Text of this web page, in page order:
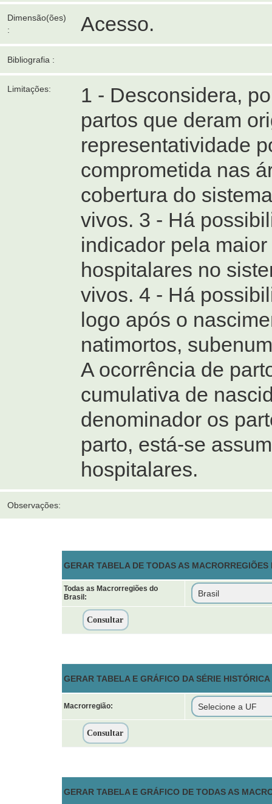
Dimensão(ões)
:
Acesso.
Bibliografia :
Limitações:
1 - Desconsidera,
partos que deram
representatividade
comprometida nas
cobertura do
vivos. 3 - Há
indicador pela
hospitalares no
vivos. 4 - Há
logo após o
natimortos,
A ocorrência de
cumulativa de
denominador os
parto, está-se
hospitalares.
Observações:
GERAR TABELA DE TODAS AS
Todas as Macrorregiões do
Brasil:
GERAR TABELA E GRÁFICO DA SÉRIE
Macrorregião:
GERAR TABELA E GRÁFICO DE TODAS AS